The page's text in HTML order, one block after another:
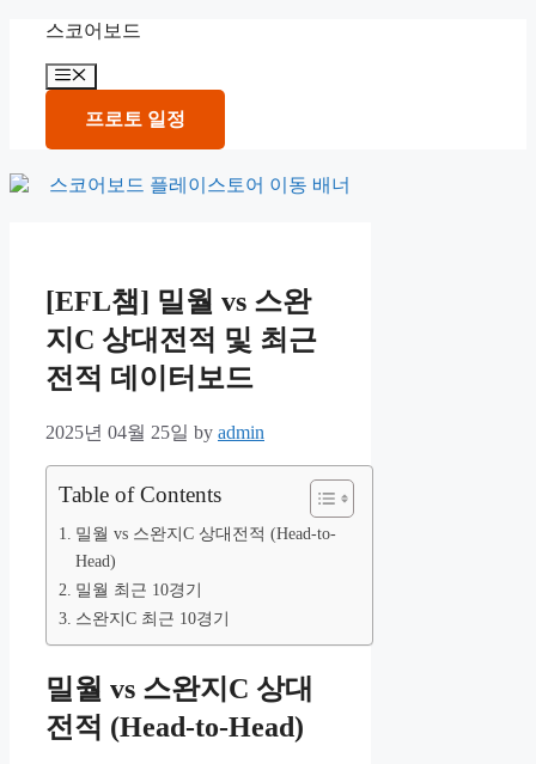
content
스코어보드
Menu
프로토 일정
[EFL챔] 밀월 vs 스완
지C 상대전적 및 최근
전적 데이터보드
2025년 04월 25일 by admin
Table of Contents
밀월 vs 스완지C 상대전적 (Head-to-
Head)
밀월 최근 10경기
스완지C 최근 10경기
밀월 vs 스완지C 상대
전적 (Head-to-Head)